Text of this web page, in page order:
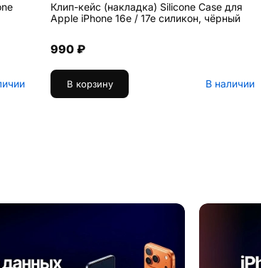
Клип-кейс (накладка) Silicone Case для
Apple iPhone 16e / 17e силикон, чёрный
990 ₽
В корзину В наличии